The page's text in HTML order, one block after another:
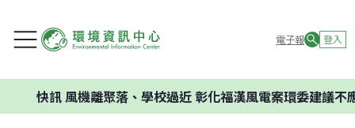
電子報 登入
風機離聚落、學校過近 彰化福漢風電案環委建議不應開發